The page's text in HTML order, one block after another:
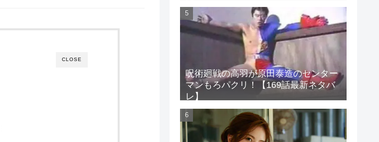
CLOSE
呪術廻戦の高羽が原田泰造のセンター
マンもろパクリ！【169話最新ネタバ
レ】